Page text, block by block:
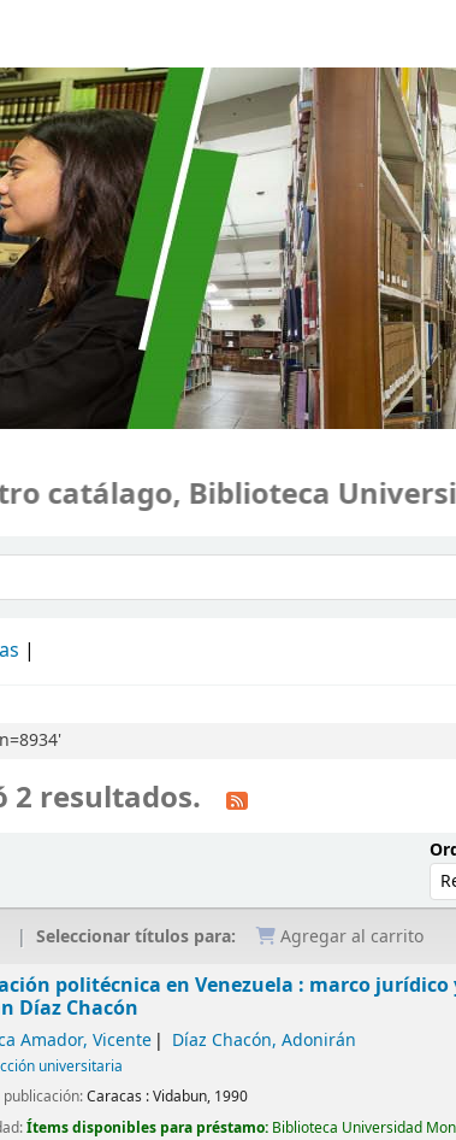
catálago, Biblioteca
2 resultados.
Seleccionar títulos para: Agregar al carrito
politécnica en Venezuela : marco
Díaz Chacón
Amador, Vicente Díaz Chacón, Adonirán
universitaria
publicación:Caracas :Vidabun, 1990
Ítems disponibles para préstamo: Biblioteca Universidad